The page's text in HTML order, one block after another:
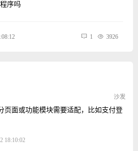
序吗
1 3926
沙发
页面或功能模块需要适配，比如支付登
18:10:02